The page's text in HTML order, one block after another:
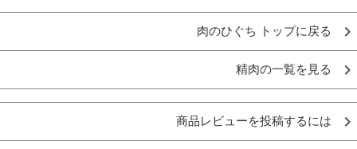
肉のひぐち トップに戻る
精肉の一覧を見る
商品レビューを投稿するには